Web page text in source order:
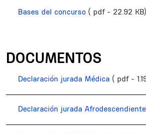
Bases del concurso ( pdf - 22.92 KB)
DOCUMENTOS
Declaración jurada Médica ( pdf -
Declaración jurada Afrodescendiente